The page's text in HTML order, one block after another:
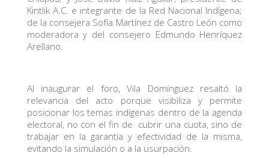
Kintlik A.C. e integrante de la Red Nacional Indígena;
de la consejera Sofía Martínez de Castro León como
moderadora y del consejero Edmundo Henríquez
Arellano.
Al inaugurar el foro, Vila Domínguez resaltó la
relevancia del acto porque visibiliza y permite
posicionar los temas indígenas dentro de la agenda
electoral, no con el fin de cubrir una cuota, sino de
trabajar en la garantía y efectividad de la misma,
evitando la simulación o a la usurpación.